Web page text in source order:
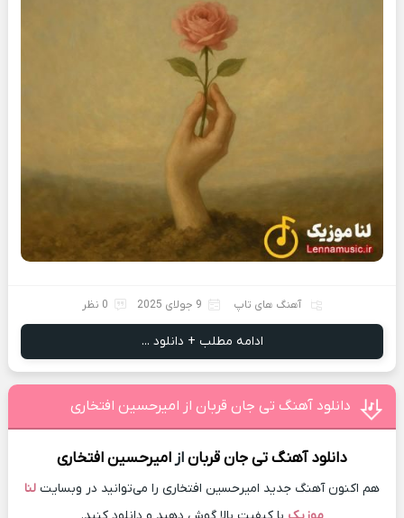
آهنگ های تاپ 9 جولای 2025 0 نظر
ادامه مطلب + دانلود ...
دانلود آهنگ تی جان قربان از امیرحسین افتخاری
دانلود آهنگتی جان قربانازامیرحسین افتخاری
هم اکنون آهنگ جدید امیرحسین افتخاری را می‌توانید در وبسایت لنا